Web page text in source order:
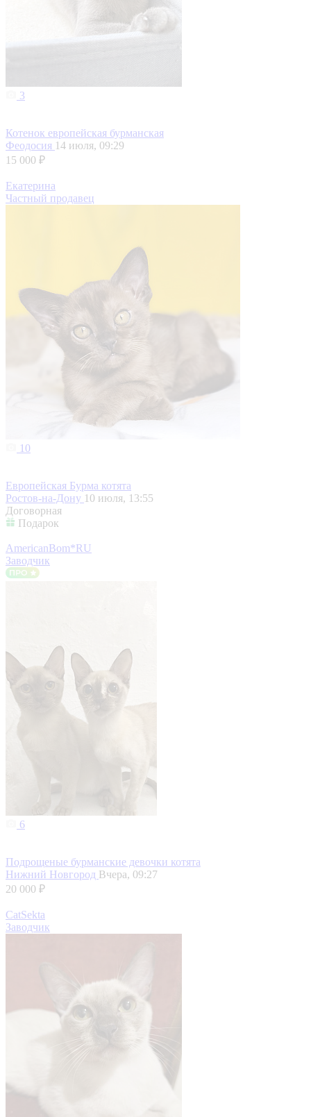
3
Котенок европейская бурманская
Феодосия 14 июля, 09:29
15 000 ₽
Екатерина
Частный продавец
10
Европейская Бурма котята
Ростов-на-Дону 10 июля, 13:55
Договорная
Подарок
AmericanBom*RU
Заводчик
6
Подрощеные бурманские девочки котята
Нижний Новгород Вчера, 09:27
20 000 ₽
CatSekta
Заводчик